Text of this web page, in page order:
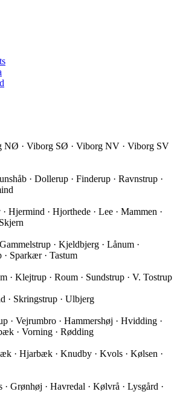
NØ · Viborg SØ · Viborg NV · Viborg SV
· Dollerup · Finderup · Ravnstrup ·
Hjermind · Hjorthede · Lee · Mammen ·
· Kjeldbjerg · Lånum ·
· Sparkær · Tastum
· Klejtrup · Roum · Sundstrup · V. Tostrup
· Skringstrup · Ulbjerg
· Vejrumbro · Hammershøj · Hvidding ·
· Vorning · Rødding
· Hjarbæk · Knudby · Kvols · Kølsen ·
· Grønhøj · Havredal · Kølvrå · Lysgård ·